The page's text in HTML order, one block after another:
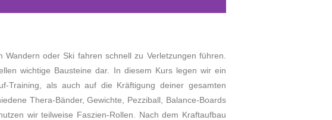
oder Ski fahren schnell zu Verletzungen führen.
wichtige Bausteine dar. In diesem Kurs legen wir ein
Training, als auch auf die Kräftigung deiner gesamten
Thera-Bänder, Gewichte, Pezziball, Balance-Boards
wir teilweise Faszien-Rollen. Nach dem Kraftaufbau